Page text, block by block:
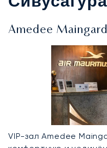
Amedee
VIP-зал Amedee